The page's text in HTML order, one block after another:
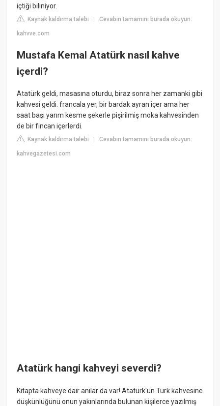
içtiği biliniyor.
Kaynak kaldırma talebi |Cevabın tamamını burada okuyun:
kahvve.com
Mustafa Kemal Atatürk nasıl kahve
içerdi?
Atatürk geldi, masasına oturdu, biraz sonra her zamanki gibi
kahvesi geldi. francala yer, bir bardak ayran içer ama her
saat başı yarım kesme şekerle pişirilmiş moka kahvesinden
de bir fincan içerlerdi.
Kaynak kaldırma talebi |Cevabın tamamını burada okuyun:
kahvegazetesi.com
Atatürk hangi kahveyi severdi?
Kitapta kahveye dair anılar da var! Atatürk'ün Türk kahvesine
düşkünlüğünü onun yakınlarında bulunan kişilerce yazılmış